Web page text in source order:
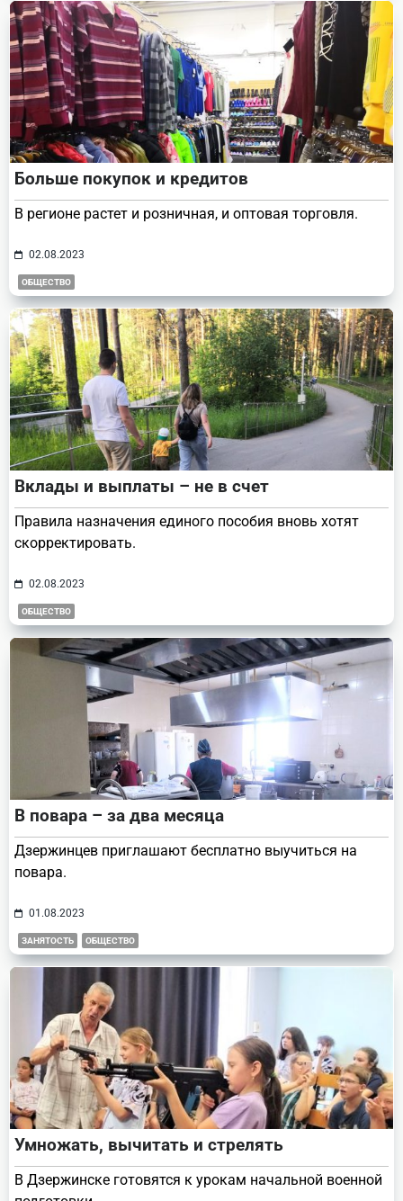
Больше покупок и кредитов
В регионе растет и розничная, и оптовая торговля.
02.08.2023
ОБЩЕСТВО
Вклады и выплаты – не в счет
Правила назначения единого пособия вновь хотят
скорректировать.
02.08.2023
ОБЩЕСТВО
В повара – за два месяца
Дзержинцев приглашают бесплатно выучиться на
повара.
01.08.2023
ЗАНЯТОСТЬ ОБЩЕСТВО
Умножать, вычитать и стрелять
В Дзержинске готовятся к урокам начальной военной